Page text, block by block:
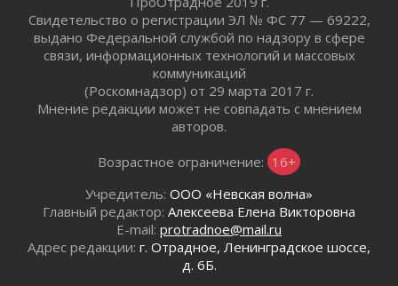
Пропавшего подростка нашли в Кировском
районе Ленобласти
02 августа 2026
Жителям Ленобласти напомнили, как
действовать при укусе клеща
02 августа 2026
В Ивангороде назвали новых почетных
граждан Ленинградской области
Готовность №1
02 августа 2026
Километровые столбы «Дороги жизни»
отправили на реставрацию
Свидетельство о регистрации ЭЛ № ФС 77 — 69222,
выдано Федеральной службой по надзору в сфере
связи, информационных технологий и массовых
коммуникаций
(Роскомнадзор) от 29 марта 2017 г.
Мнение редакции может не совпадать с мнением
авторов.
Возрастное ограничение: 16+
Учредитель: ООО «Невская волна»
Главный редактор: Алексеева Елена Викторовна
E-mail: protradnoe@mail.ru
Адрес редакции: г. Отрадное, Ленинградское шоссе,
д. 6Б.